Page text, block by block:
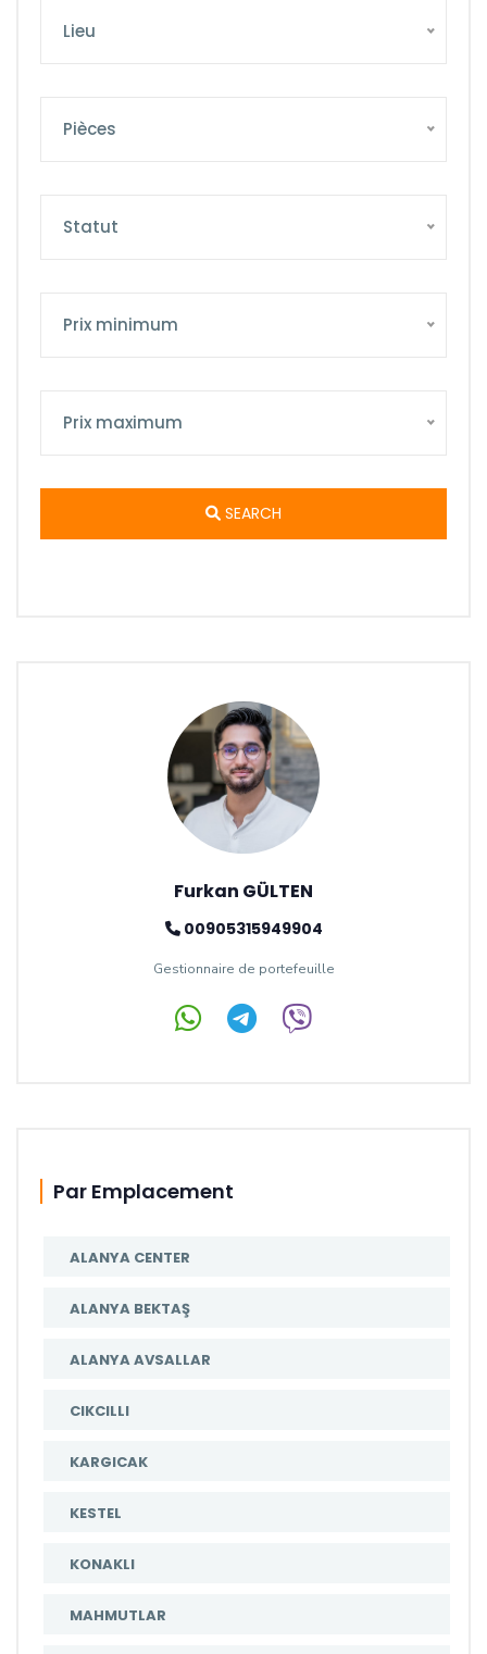
Lieu
Pièces
Statut
Prix minimum
Prix maximum
SEARCH
Furkan GÜLTEN
00905315949904
Gestionnaire de portefeuille
Par Emplacement
ALANYA CENTER
ALANYA BEKTAŞ
ALANYA AVSALLAR
CIKCILLI
KARGICAK
KESTEL
KONAKLI
MAHMUTLAR